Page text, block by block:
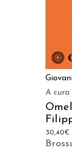
A cura
30,40€